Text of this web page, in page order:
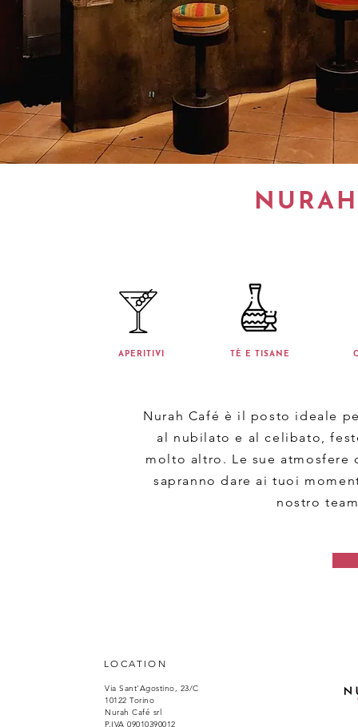
APERITIVI TÈ E TISANE
Nurah Café è il posto ideale
al nubilato e al celibato,
molto altro. Le sue
sapranno dare ai tuoi
nostro
LOCATION
Via Sant'Agostino, 23/C
10122 Torino
Nurah Café srl
P.IVA 09010390012